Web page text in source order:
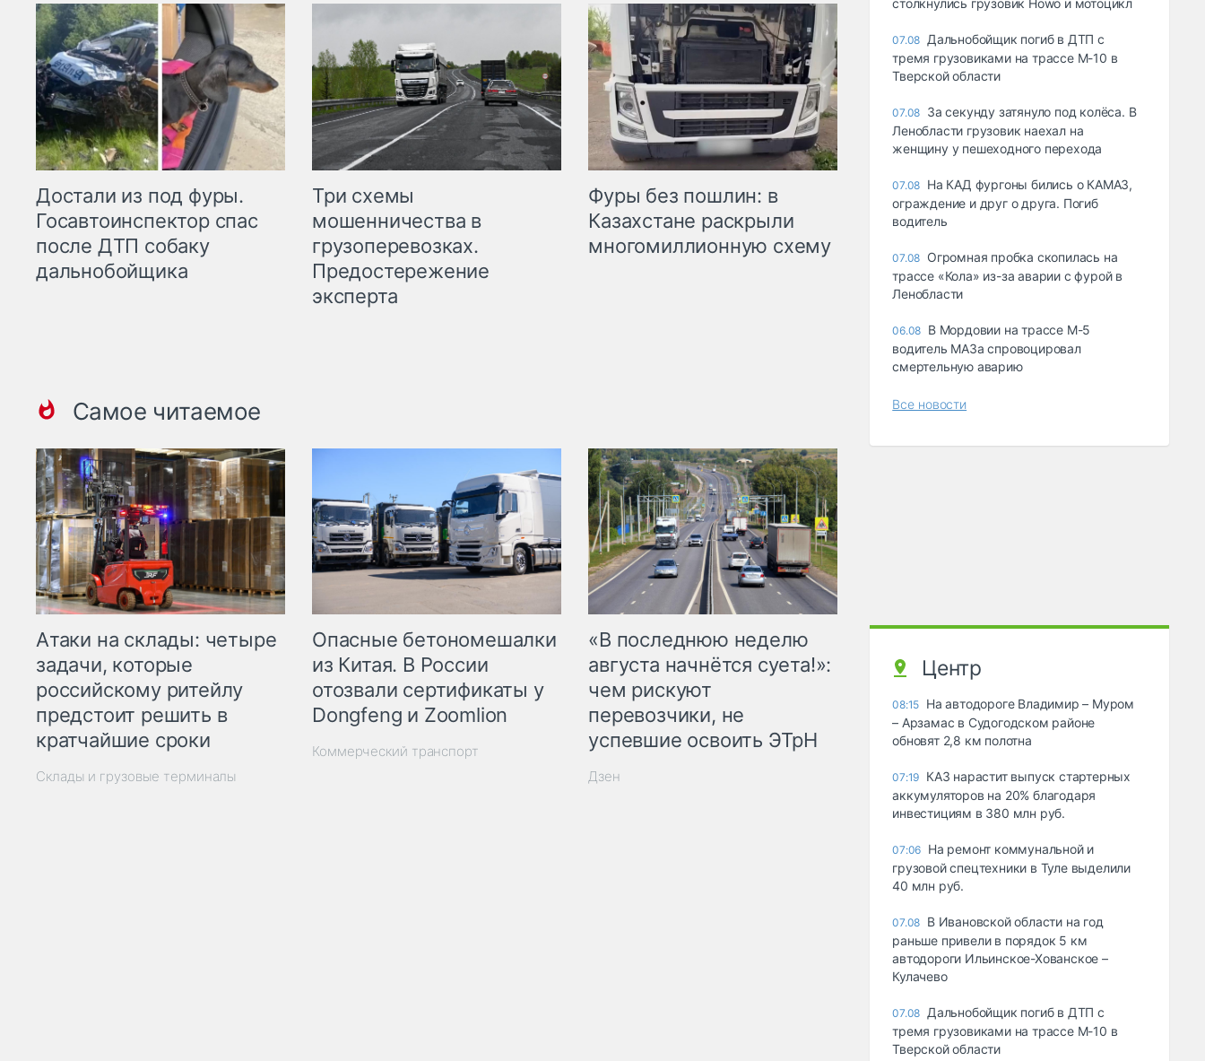
Достали из под фуры.
Госавтоинспектор спас
после ДТП собаку
дальнобойщика
Три схемы
мошенничества в
грузоперевозках.
Предостережение
эксперта
Фуры без пошлин: в
Казахстане раскрыли
многомиллионную схему
Самое читаемое
Атаки на склады: четыре
задачи, которые
российскому ритейлу
предстоит решить в
кратчайшие сроки
Склады и грузовые терминалы
Опасные бетономешалки
из Китая. В России
отозвали сертификаты у
Dongfeng и Zoomlion
Коммерческий транспорт
«В последнюю неделю
августа начнётся суета!»:
чем рискуют
перевозчики, не
успевшие освоить ЭТрН
Дзен
столкнулись грузовик Howo и мотоцикл
07.08 Дальнобойщик погиб в ДТП с
тремя грузовиками на трассе М-10 в
Тверской области
07.08 За секунду затянуло под колёса. В
Ленобласти грузовик наехал на
женщину у пешеходного перехода
07.08 На КАД фургоны бились о КАМАЗ,
ограждение и друг о друга. Погиб
водитель
07.08 Огромная пробка скопилась на
трассе «Кола» из-за аварии с фурой в
Ленобласти
06.08 В Мордовии на трассе М-5
водитель МАЗа спровоцировал
смертельную аварию
Все новости
Центр
08:15 На автодороге Владимир – Муром
– Арзамас в Судогодском районе
обновят 2,8 км полотна
07:19 КАЗ нарастит выпуск стартерных
аккумуляторов на 20% благодаря
инвестициям в 380 млн руб.
07:06 На ремонт коммунальной и
грузовой спецтехники в Туле выделили
40 млн руб.
07.08 В Ивановской области на год
раньше привели в порядок 5 км
автодороги Ильинское-Хованское –
Кулачево
07.08 Дальнобойщик погиб в ДТП с
тремя грузовиками на трассе М-10 в
Тверской области